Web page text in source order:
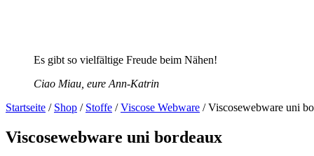
Es gibt so vielfältige Freude beim Nähen!
Ciao Miau, eure Ann-Katrin
Startseite / Shop / Stoffe /Viscose Webware / Viscosewebware uni
Viscosewebware uni bordeaux